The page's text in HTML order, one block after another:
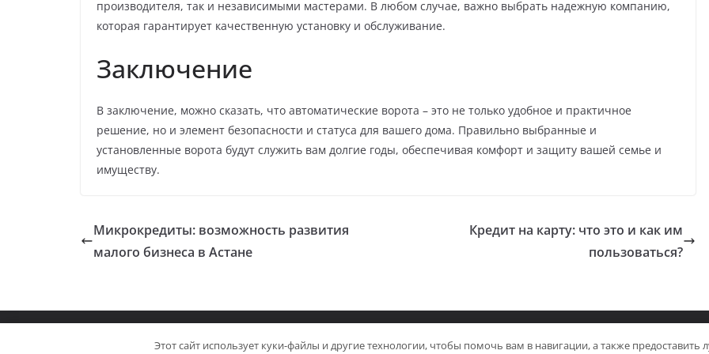
производителя, так и независимыми мастерами. В любом случае, важно выбрать надежную компанию,
которая гарантирует качественную установку и обслуживание.
Заключение
В заключение, можно сказать, что автоматические ворота – это не только удобное и практичное
решение, но и элемент безопасности и статуса для вашего дома. Правильно выбранные и
установленные ворота будут служить вам долгие годы, обеспечивая комфорт и защиту вашей семье и
имуществу.
Микрокредиты: возможность развития
малого бизнеса в Астане
Кредит на карту: что это и как им
пользоваться?
Copyright © 2026 Мастер на Все Руки . Powered by WordPress
Этот сайт использует куки-файлы и другие технологии, чтобы помочь вам в навигации, а также